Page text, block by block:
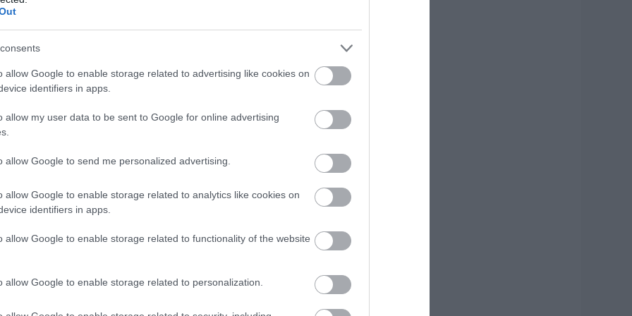
allow Google to enable storage related to advertising like cookies on
identifiers in apps.
allow my user data to be sent to Google for online advertising
allow Google to send me personalized advertising.
allow Google to enable storage related to analytics like cookies on
identifiers in apps.
allow Google to enable storage related to functionality of the website
allow Google to enable storage related to personalization.
θετικός να εξετάσει τις δυνατότητες
στο πρόγραμμα «e-Kouros», το νέο
αθλητισμού, το οποίο
υπέστη καρδιακό
επεισόδιο ενώ
οδηγούσε